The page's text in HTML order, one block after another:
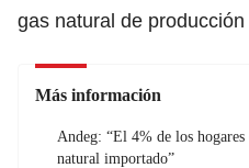
gas natural de
Más información
Andeg: “El 4% de los
natural importado”